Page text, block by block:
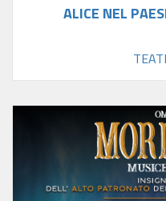
ALICE NEL